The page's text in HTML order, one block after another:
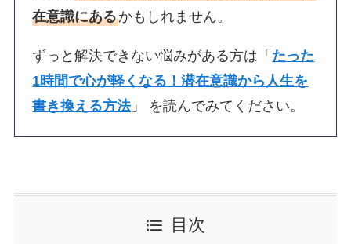
在意識にあるかもしれません。
ずっと解決できない悩みがある方は「 たった
1時間で心が軽くなる！潜在意識から人生を
書き換える方法」 を読んでみてください。
目次